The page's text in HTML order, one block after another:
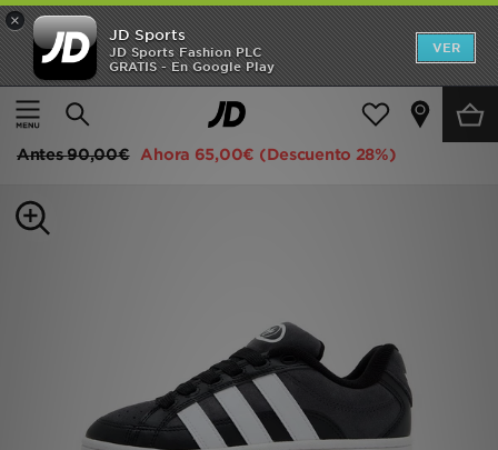
×
JD Sports
JD Sports Fashion PLC
GRATIS - En Google Play
VER
Página principal
Niños
adidas Originals Campus 00s Beta Júnior
Antes90,00€ Ahora 65,00€ (Descuento 28%)
Hombre
Mujer
Estilo